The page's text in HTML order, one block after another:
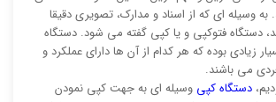
وسیله ای که از اسناد و مدارک، تصویری دقیقا
دستگاه فتوکپی و یا کپی گفته می شود. دستگاه
زیادی بوده که هر کدام از آن ها دارای عملکرد و
می باشند.
دستگاه کپی وسیله ای به جهت کپی نمودن